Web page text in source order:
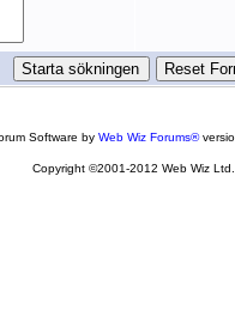
Software byWeb Wiz Forums®
Copyright ©2001-2012 Web Wiz Ltd.